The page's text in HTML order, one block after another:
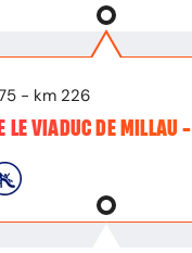
- km 226
LE VIADUC DE MILLAU -